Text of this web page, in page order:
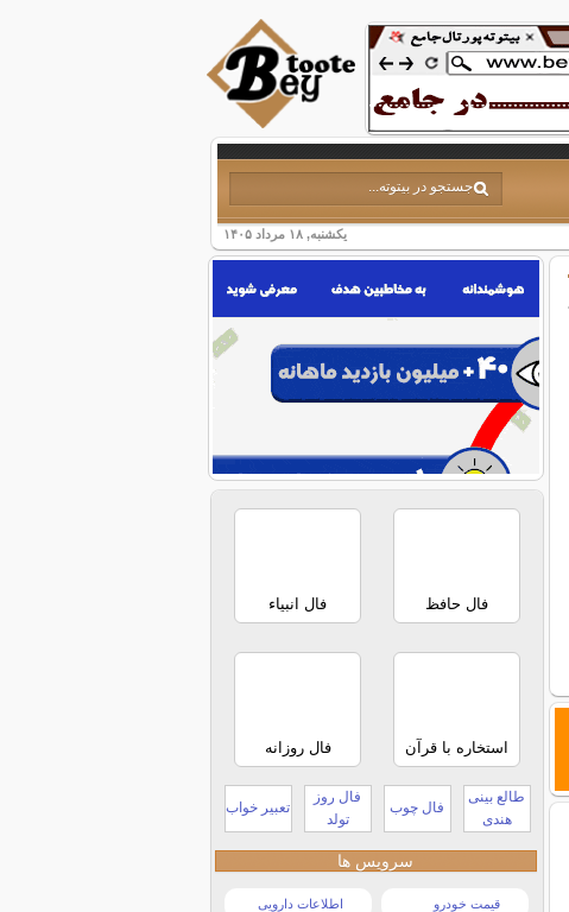
یکشنبه, ۱۸ مرداد ۱۴۰۵
فال حافظ فال انبیاء
استخاره با قرآن فال روزانه
طالع بینی
هندی
فال چوب
فال روز
تولد
تعبیر خواب
سرویس ها
قیمت خودرو اطلاعات دارویی